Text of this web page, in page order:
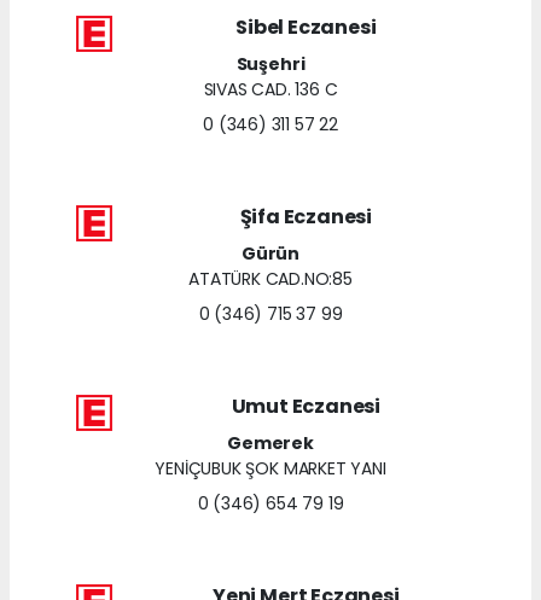
Sibel Eczanesi
Suşehri
SIVAS CAD. 136 C
0 (346) 311 57 22
Şifa Eczanesi
Gürün
ATATÜRK CAD.NO:85
0 (346) 715 37 99
Umut Eczanesi
Gemerek
YENİÇUBUK ŞOK MARKET YANI
0 (346) 654 79 19